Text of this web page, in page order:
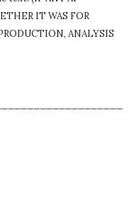
IT WAS FOR
ANALYSIS